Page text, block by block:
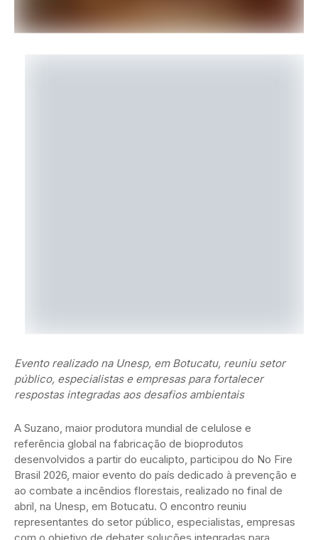
Evento realizado na Unesp, em Botucatu, reuniu setor
público, especialistas e empresas para fortalecer
respostas integradas aos desafios ambientais
A Suzano, maior produtora mundial de celulose e
referência global na fabricação de bioprodutos
desenvolvidos a partir do eucalipto, participou do No Fire
Brasil 2026, maior evento do país dedicado à prevenção e
ao combate a incêndios florestais, realizado no final de
abril, na Unesp, em Botucatu. O encontro reuniu
representantes do setor público, especialistas, empresas
com o objetivo de debater soluções integradas para